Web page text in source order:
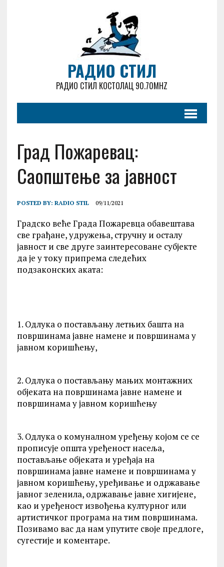
РАДИО СТИЛ
РАДИО СТИЛ КОСТОЛАЦ 90.70MHZ
Град Пожаревац:
Саопштење за јавност
POSTED BY: RADIO STIL 09/11/2021
Градско веће Града Пожаревца обавештава
све грађане, удружења, стручну и осталу
јавност и све друге заинтересоване субјекте
да је у току припрема следећих
подзаконских аката:
1. Одлука о постављању летњих башта на
површинама јавне намене и површинама у
јавном коришћењу,
2. Одлука о постављању мањих монтажних
објеката на површинама јавне намене и
површинама у јавном коришћењу
3. Одлука о комуналном уређењу којом се се
прописује општа уређеност насеља,
постављање објеката и уређаја на
површинама јавне намене и површинама у
јавном коришћењу, уређивање и одржавање
јавног зеленила, одржавање јавне хигијене,
као и уређеност извођења културног или
артистичког програма на тим површинама.
Позивамо вас да нам упутите своје предлоге,
сугестије и коментаре.